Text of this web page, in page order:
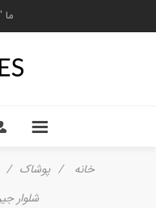
خانه / پوشاک /
شلوار